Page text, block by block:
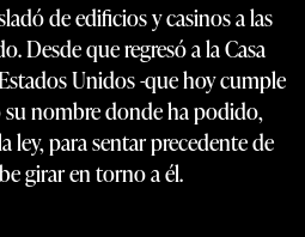
de edificios y casinos a las
Desde que regresó a la Casa
Unidos -que hoy cumple
nombre donde ha podido,
ley, para sentar precedente de
girar en torno a él.